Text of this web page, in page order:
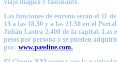
viaje mágico y fascinante.
Las funciones de estreno serán el 11
13 a las 18.30 y a las 21.30 en el
Julián Lastra 2.400 de la capital. Las
pesos por persona y se pueden
por: www.passline.com.